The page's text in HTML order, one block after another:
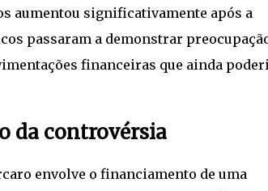
aumentou significativamente após a
passaram a demonstrar
financeiras que ainda
da controvérsia
envolve o financiamento de uma